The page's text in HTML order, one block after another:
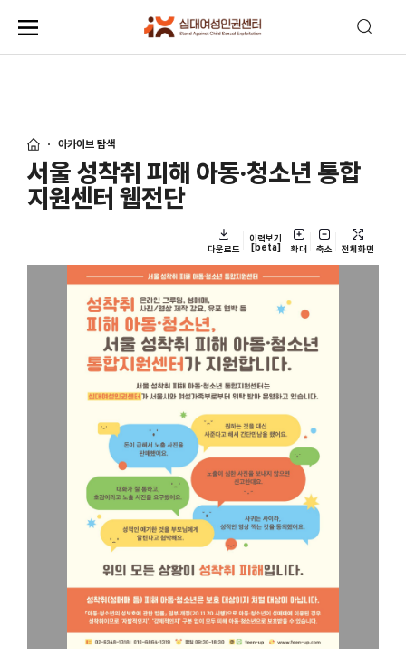
아카이브 탐색
서울 성착취 피해 아동·청소년 통합
지원센터 웹전단
다운로드
이력보기
[beta]
확대 축소 전체화면